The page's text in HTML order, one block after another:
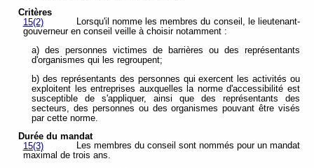
Critères
15(2)
Lorsqu'il nomme les membres du conseil, le lieutenant-
gouverneur en conseil veille à choisir notamment :
a) des personnes victimes de barrières ou des représentants
d'organismes qui les regroupent;
b) des représentants des personnes qui exercent les activités ou
exploitent les entreprises auxquelles la norme d'accessibilité est
susceptible de s'appliquer, ainsi que des représentants des
secteurs, des personnes ou des organismes pouvant être visés
par cette norme.
Durée du mandat
15(3)
Les membres du conseil sont nommés pour un mandat
maximal de trois ans.